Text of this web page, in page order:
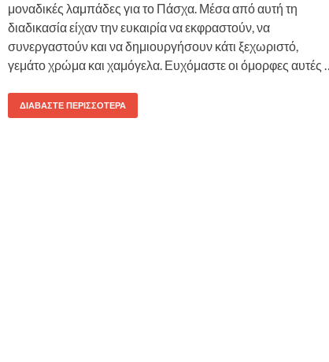
μοναδικές λαμπάδες για το Πάσχα. Μέσα από αυτή τη
διαδικασία είχαν την ευκαιρία να εκφραστούν, να
συνεργαστούν και να δημιουργήσουν κάτι ξεχωριστό,
γεμάτο χρώμα και χαμόγελα. Ευχόμαστε οι όμορφες αυτές …
ΔΙΑΒΆΣΤΕ ΠΕΡΙΣΣΌΤΕΡΑ